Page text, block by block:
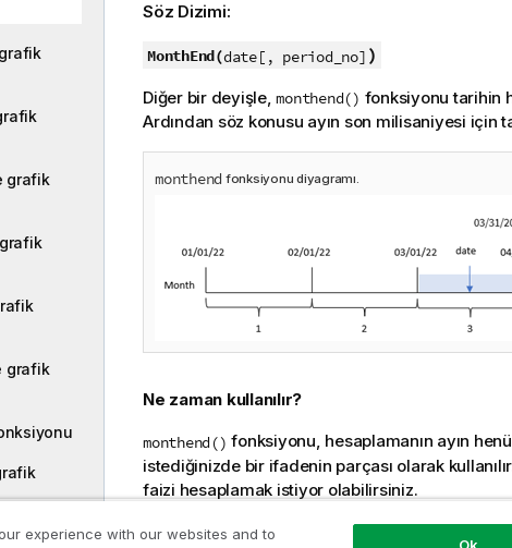
grafik
grafik
grafik
Söz Dizimi:
MonthEnd(date[, period_no] )
Diğer bir deyişle,monthend() fonksiyonu tarihin
Ardından söz konusu ayın son milisaniyesi
monthend fonksiyonu diyagramı.
Ne zaman kullanılır?
monthend() fonksiyonu, hesaplamanın ayın
istediğinizde bir ifadenin parçası olarak
faizi hesaplamak istiyor olabilirsiniz.
Dönüş verileri türü:
experience with our websites and to